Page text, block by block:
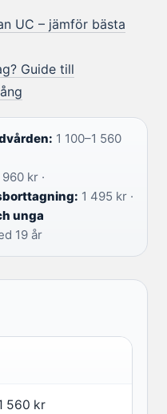
UC – jämför bästa
Guide till
1 100–1 560
kr ·
1 495 kr ·
unga
19 år
560 kr